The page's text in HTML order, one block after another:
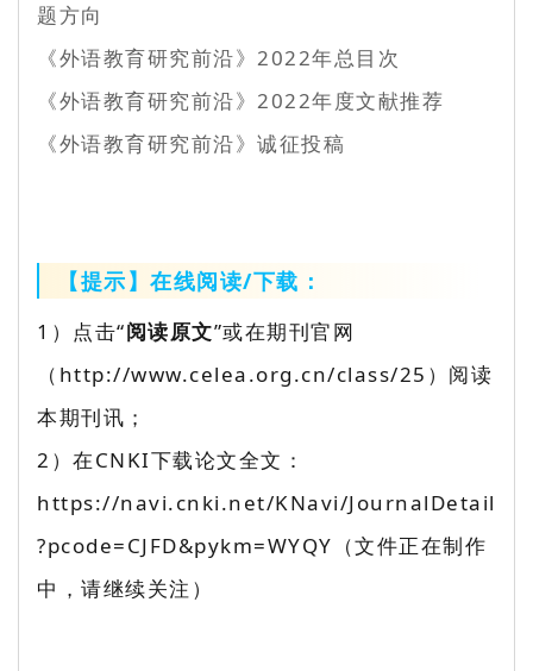
题方向
《外语教育研究前沿》2022年总目次
《外语教育研究前沿》2022年度文献推荐
《外语教育研究前沿》诚征投稿
【提示】在线阅读/下载：
1）点击“阅读原文”或在期刊官网
（http://www.celea.org.cn/class/25）阅读
本期刊讯；
2）在CNKI下载论文全文：
https://navi.cnki.net/KNavi/JournalDetail
?pcode=CJFD&pykm=WYQY（文件正在制作
中，请继续关注）